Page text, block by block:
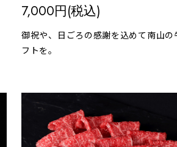
7,000円(税込)
御祝や、日ごろの感謝を込めて南山の
フトを。